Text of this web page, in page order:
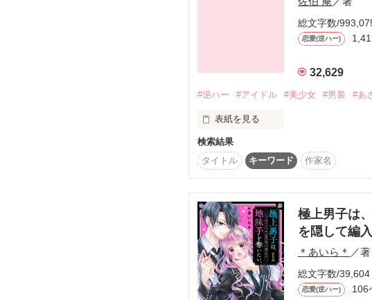
そんなふうに迫られたら、
…好きにならないわけないよ。
「…俺だって男なんだから、ずっと咲
わたしだけに見せる…余裕のない表情
その顔、ドキドキしちゃうから反則
《執筆期間》
2022.01.28 〜 2022.02.21
※ジュニア向けに中学生設定ですが、
「……あ、ちょっと血甘くなってる」
どんどん沼に落ちていって
「俺の事、好きになった？」
✴︎－－－－－－－－✴︎
壬生の狼と呼ばれていた新撰組の
とんがりお耳とふさふさしっぽの
狼くんに変身!?
「がうっ！」
「きゃああぁぁぁぁ～！
食べないでぇぇぇぇ～！」
総文字数/
恋愛(逆ハー)
32,629
#逆ハー #アイドル #美少女 #男装 #あ
表紙を見る
※顔面最強、ゆえに人生ハードモー
超絶美少女・榛名千歳は、何故か大
に強制参加させられることに。
悪いけど、芸能界なんて絶対にごめん
言いなりになるつもりはない千歳は
検索結果
タイトル
キーワード 作家名
極上男子は
を隠して編
＊あいら＊ ／著
総文字数/39,604
恋愛(逆ハー) 106